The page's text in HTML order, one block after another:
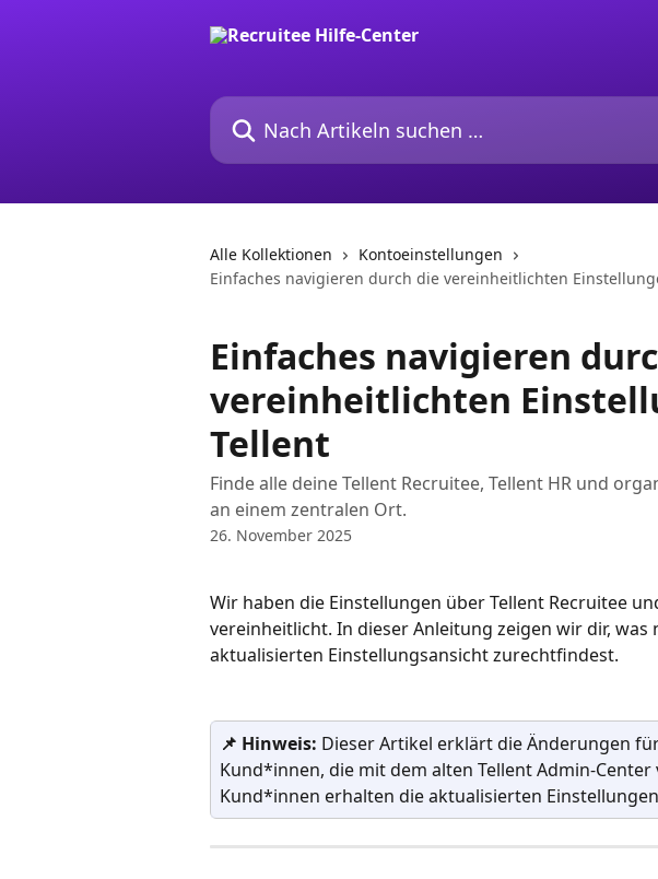
Nach Artikeln suchen …
Alle Kollektionen
Kontoeinstellungen
Einfaches navigieren durch die vereinheitlichten
Einfaches navigieren
vereinheitlichten
Tellent
Finde alle deine Tellent Recruitee, Tellent HR und
an einem zentralen Ort.
26. November 2025
Wir haben die Einstellungen über Tellent Recruitee
vereinheitlicht. In dieser Anleitung zeigen wir dir,
aktualisierten Einstellungsansicht zurechtfindest.
📌 Hinweis: Dieser Artikel erklärt die Änderungen
Kund*innen, die mit dem alten Tellent Admin-
Kund*innen erhalten die aktualisierten